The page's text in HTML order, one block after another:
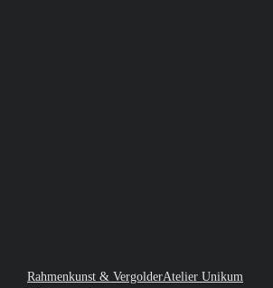
Rahmenkunst & VergolderAtelier Unikum